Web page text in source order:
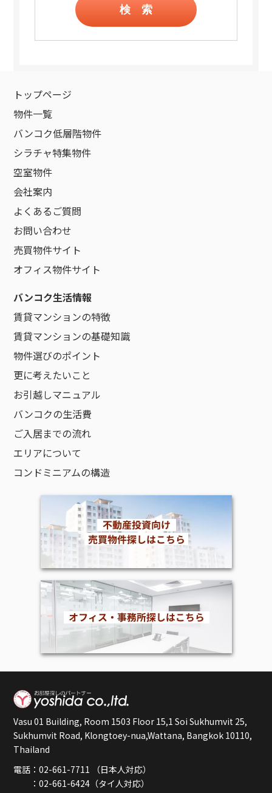
検 索
トップページ
物件一覧
バンコク低層階物件
シラチャ特集物件
空室物件
会社案内
よくあるご質問
お問い合わせ
売買物件サイト
オフィス物件サイト
バンコク生活情報
賃貸マンションの特徴
賃貸マンションの基礎知識
物件選びのポイント
更に考えたいこと
お引越しマニュアル
バンコクの生活費
ご入居までの流れ
エリアについて
コンドミニアムの構造
Vasu 01 Building, Room 1503 Floor 15,1 Soi Sukhumvit 25,
Sukhumvit Road, Klongtoey-nua,Wattana, Bangkok 10110,
Thailand
電話：02-661-7711 （日本人対応）
：02-661-6424（タイ人対応）